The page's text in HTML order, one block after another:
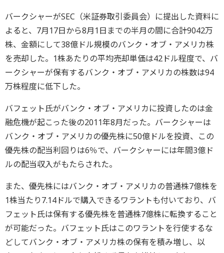
バークシャーがSEC（米証券取引委員会）に提出した資料に
よると、7月17日から8月1日までの半月の間に合計9042万
株、金額にして38億ドル規模のバンク・オブ・アメリカ株
を売却した。1株あたりの平均売却単価は42ドル程度で、バ
ークシャーが保有するバンク・オブ・アメリカの株数は94
万株程度に低下した。
バフェット氏がバンク・オブ・アメリカに投資したのは金
融危機が起こった後の2011年8月だった。バークシャーは
バンク・オブ・アメリカの優先株に50億ドルを投資、この
優先株の配当利回りは6％で、バークシャーには年間3億ド
ルの配当収入がもたらされた。
また、優先株にはバンク・オブ・アメリカの普通株7億株を
1株当たり7.14ドルで購入できるワラントも付いており、バ
フェット氏は保有する優先株を普通株7億株に転換すること
が可能だった。バフェット氏はこのワラントを行使するな
どしてバンク・オブ・アメリカ株の保有を積み増し、以